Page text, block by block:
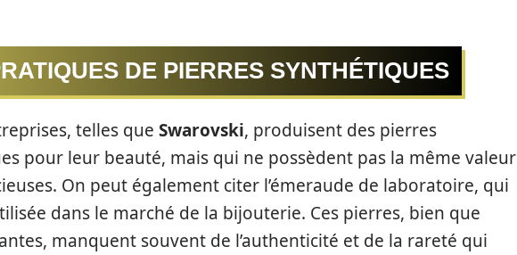
DE PIERRES SYNTHÉTIQUES
telles que Swarovski, produisent des pierres
pour leur beauté, mais qui ne possèdent pas la même valeur
On peut également citer l’émeraude de laboratoire, qui
dans le marché de la bijouterie. Ces pierres, bien que
manquent souvent de l’authenticité et de la rareté qui